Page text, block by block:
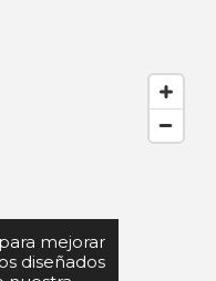
mejorar
diseñados